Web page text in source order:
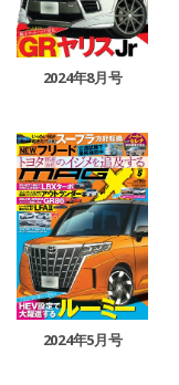
2024年8月号
2024年5月号